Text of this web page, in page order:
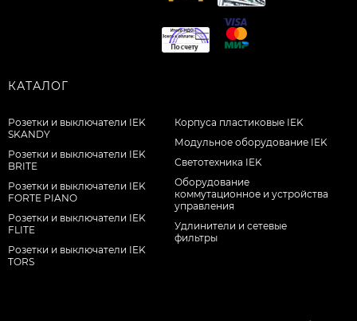
КАТАЛОГ
Розетки и выключатели IEK
SKANDY
Розетки и выключатели IEK
BRITE
Розетки и выключатели IEK
FORTE PIANO
Розетки и выключатели IEK
FLITE
Розетки и выключатели IEK
TORS
Корпуса пластиковые IEK
Модульное оборудование IEK
Светотехника IEK
Оборудование
коммутационное и устройства
управления
Удлинители и сетевые
фильтры